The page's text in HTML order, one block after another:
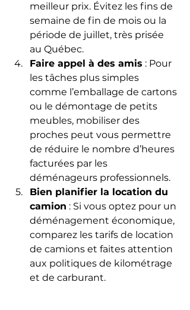
meilleur prix. Évitez les fins de
semaine de fin de mois ou la
période de juillet, très prisée
au Québec.
Faire appel à des amis : Pour
les tâches plus simples
comme l’emballage de cartons
ou le démontage de petits
meubles, mobiliser des
proches peut vous permettre
de réduire le nombre d’heures
facturées par les
déménageurs professionnels.
Bien planifier la location du
camion : Si vous optez pour un
déménagement économique,
comparez les tarifs de location
de camions et faites attention
aux politiques de kilométrage
et de carburant.